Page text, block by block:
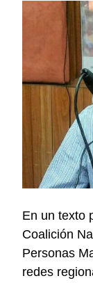
En un texto
Coalición
Personas
redes